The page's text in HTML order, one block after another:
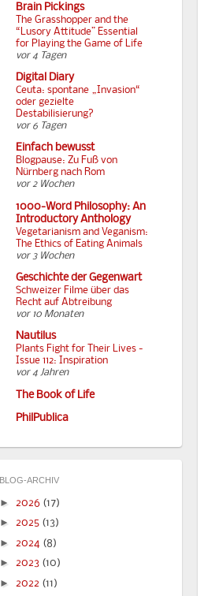
Brain Pickings
The Grasshopper and the
“Lusory Attitude” Essential
for Playing the Game of Life
vor 4 Tagen
Digital Diary
Ceuta: spontane „Invasion“
oder gezielte
Destabilisierung?
vor 6 Tagen
Einfach bewusst
Blogpause: Zu Fuß von
Nürnberg nach Rom
vor 2 Wochen
1000-Word Philosophy: An
Introductory Anthology
Vegetarianism and Veganism:
The Ethics of Eating Animals
vor 3 Wochen
Geschichte der Gegenwart
Schweizer Filme über das
Recht auf Abtreibung
vor 10 Monaten
Nautilus
Plants Fight for Their Lives -
Issue 112: Inspiration
vor 4 Jahren
The Book of Life
PhilPublica
BLOG-ARCHIV
► 2026 (17)
► 2025 (13)
► 2024 (8)
► 2023 (10)
► 2022 (11)